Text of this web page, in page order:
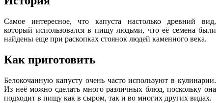
Самое интересное, что капуста настолько древний вид,
который использовался в пищу людьми, что её семена были
найдены еще при раскопках стоянок людей каменного века.
Как приготовить
Белокочанную капусту очень часто используют в кулинарии.
Из неё можно сделать много различных блюд, поскольку она
подходит в пищу как в сыром, так и во многих других видах.